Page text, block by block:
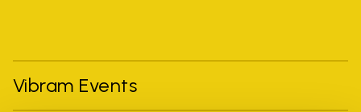
Vibram Events